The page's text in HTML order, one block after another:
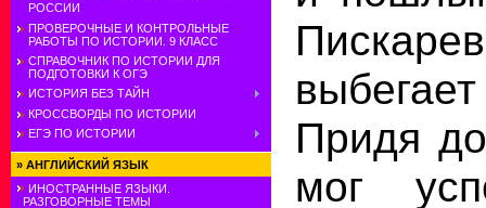
РОССИИ
ПРОВЕРОЧНЫЕ И КОНТРОЛЬНЫЕ
РАБОТЫ ПО ИСТОРИИ. 9 КЛАСС
СПРАВОЧНИК ПО ИСТОРИИ ДЛЯ
ПОДГОТОВКИ К ОГЭ
ИСТОРИЯ БЕЗ ТАЙН
КРОССВОРДЫ ПО ИСТОРИИ
ЕГЭ ПО ИСТОРИИ
» АНГЛИЙСКИЙ ЯЗЫК
ИНОСТРАННЫЕ ЯЗЫКИ.
РАЗГОВОРНЫЕ ТЕМЫ
Придя
мог